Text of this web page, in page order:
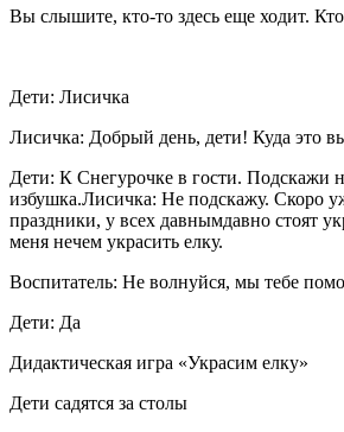
Вы слышите, кто-то здесь еще ходит.
Дети: Лисичка
Лисичка: Добрый день, дети! Куда это
Дети: К Снегурочке в гости. Подскажи
избушка.Лисичка: Не подскажу. Скоро
праздники, у всех давнымдавно стоят
меня нечем украсить елку.
Воспитатель: Не волнуйся, мы тебе
Дети: Да
Дидактическая игра «Украсим елку»
Дети садятся за столы